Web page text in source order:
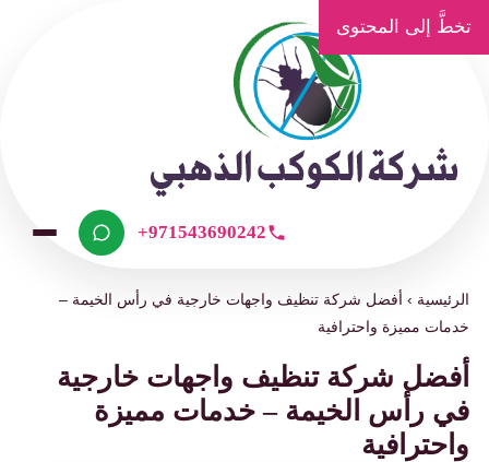
تخطَّ إلى المحتوى
+971543690242
الرئيسية ›أفضل شركة تنظيف واجهات خارجية في رأس الخيمة –
خدمات مميزة واحترافية
أفضل شركة تنظيف واجهات خارجية
في رأس الخيمة – خدمات مميزة
واحترافية